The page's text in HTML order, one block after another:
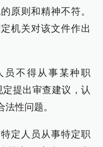
原则和精神不符。
机关对该文件作出
员不得从事某种职
提出审查建议，认
性问题。
定人员从事特定职